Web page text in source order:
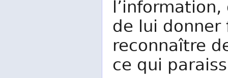
de lui donner
reconnaître
ce qui